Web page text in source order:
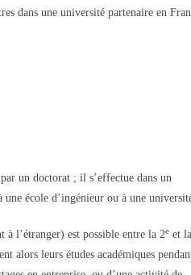
dans une université partenaire en
un doctorat ; il s’effectue dans un
une école d’ingénieur ou à une
à l’étranger) est possible entre la 2e et la
alors leurs études académiques